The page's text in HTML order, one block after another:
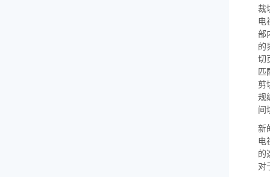
裁
电
部
的
切
匹
剪
规
间
新
电
的
对